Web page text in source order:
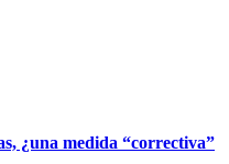
¿una medida “correctiva”